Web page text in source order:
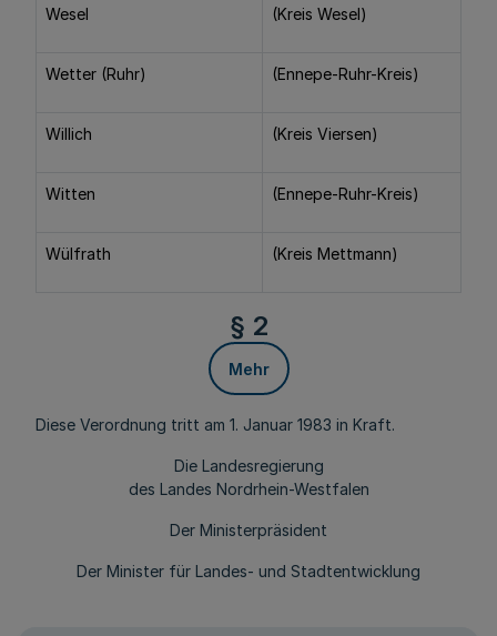
Wesel (Kreis Wesel)
Wetter (Ruhr) (Ennepe-Ruhr-Kreis)
Willich (Kreis Viersen)
Witten (Ennepe-Ruhr-Kreis)
Wülfrath (Kreis Mettmann)
§ 2
Mehr
Diese Verordnung tritt am 1. Januar 1983 in Kraft.
Die Landesregierung
des Landes Nordrhein-Westfalen
Der Ministerpräsident
Der Minister für Landes- und Stadtentwicklung